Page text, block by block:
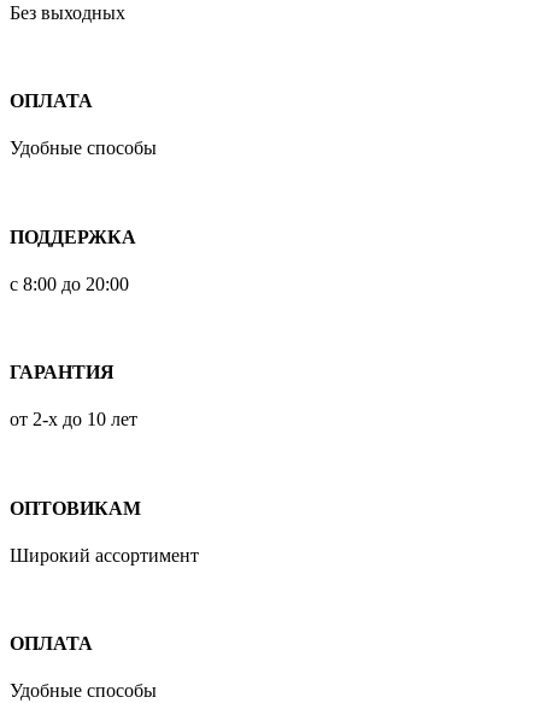
Без выходных
ОПЛАТА
Удобные способы
ПОДДЕРЖКА
с 8:00 до 20:00
ГАРАНТИЯ
от 2-х до 10 лет
ОПТОВИКАМ
Широкий ассортимент
ОПЛАТА
Удобные способы